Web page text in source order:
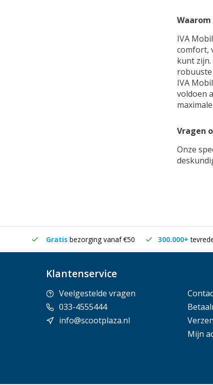
IVA
comfort,
kunt
robuuste
IVA
voldoen
Vragen
Onze
Gratis bezorging vanaf €50 300.000+
Klantenservice
Veelgestelde vragen
033-4555444
info@scootplaza.nl
Mijn